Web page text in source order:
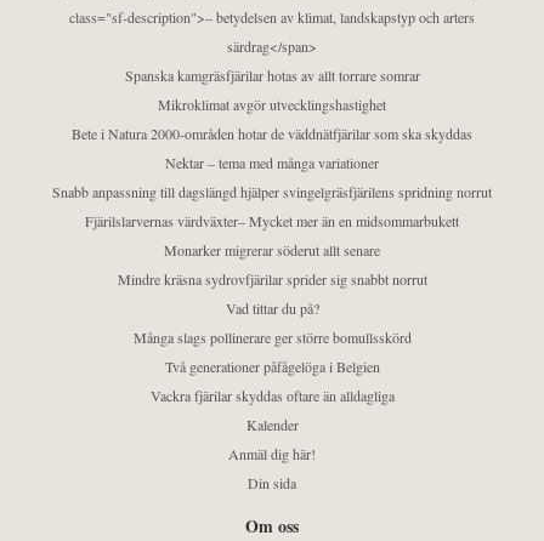
class="sf-description">– betydelsen av klimat, landskapstyp och arters
särdrag</span>
Spanska kamgräsfjärilar hotas av allt torrare somrar
Mikroklimat avgör utvecklingshastighet
Bete i Natura 2000-områden hotar de väddnätfjärilar som ska skyddas
Nektar – tema med många variationer
Snabb anpassning till dagslängd hjälper svingelgräsfjärilens spridning norrut
Fjärilslarvernas värdväxter– Mycket mer än en midsommarbukett
Monarker migrerar söderut allt senare
Mindre kräsna sydrovfjärilar sprider sig snabbt norrut
Vad tittar du på?
Många slags pollinerare ger större bomullsskörd
Två generationer påfågelöga i Belgien
Vackra fjärilar skyddas oftare än alldagliga
Kalender
Anmäl dig här!
Din sida
Om oss